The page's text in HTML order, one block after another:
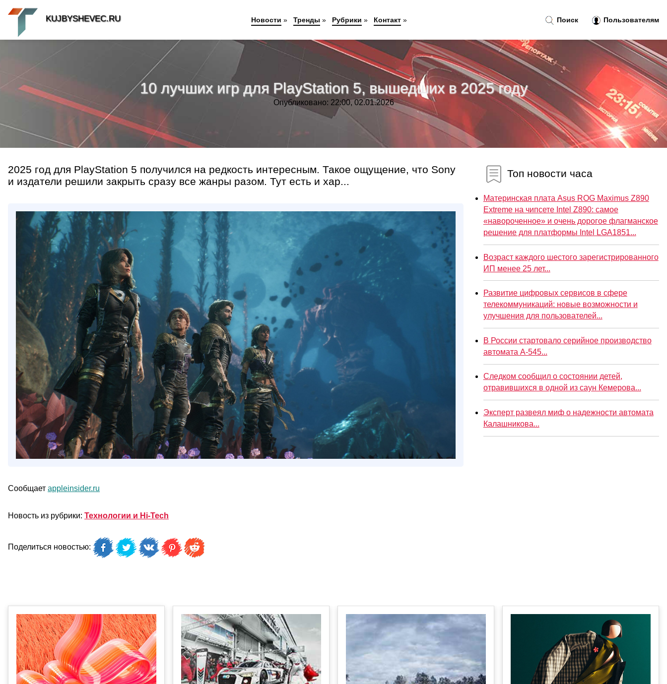
10 лучших игр для PlayStation 5, вышедших в 2025 году
Опубликовано: 22:00, 02.01.2026
2025 год для PlayStation 5 получился на редкость интересным. Такое ощущение, что Sony
и издатели решили закрыть сразу все жанры разом. Тут есть и хар...
Сообщает appleinsider.ru
Новость из рубрики: Технологии и Hi-Tech
Поделиться новостью:
Топ новости часа
Материнская плата Asus ROG Maximus Z890
Extreme на чипсете Intel Z890: самое
«навороченное» и очень дорогое флагманское
решение для платформы Intel LGA1851...
Возраст каждого шестого зарегистрированного
ИП менее 25 лет...
Развитие цифровых сервисов в сфере
телекоммуникаций: новые возможности и
улучшения для пользователей...
В России стартовало серийное производство
автомата А-545...
Следком сообщил о состоянии детей,
отравившихся в одной из саун Кемерова...
Эксперт развеял миф о надежности автомата
Калашникова...
Поиск Пользователям
KUJBYSHEVEC.RU Новости » Тренды » Рубрики » Контакт»